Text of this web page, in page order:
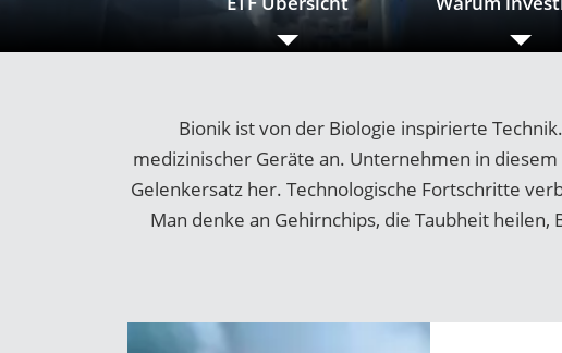
Bionik ist von der Biologie inspirierte
medizinischer Geräte an. Unternehmen in
Gelenkersatz her. Technologische Fortschritte
Man denke an Gehirnchips, die Taubheit